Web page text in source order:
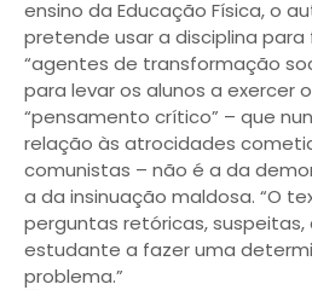
ensino da Educação Física, o
pretende usar a disciplina para
“agentes de transformação
para levar os alunos a exercer
“pensamento crítico” – que
relação às atrocidades
comunistas – não é a da
a da insinuação maldosa. “O
perguntas retóricas, suspeitas,
estudante a fazer uma
problema.”